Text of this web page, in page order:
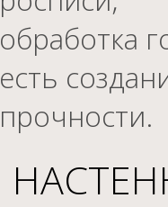
обработка
есть
прочности.